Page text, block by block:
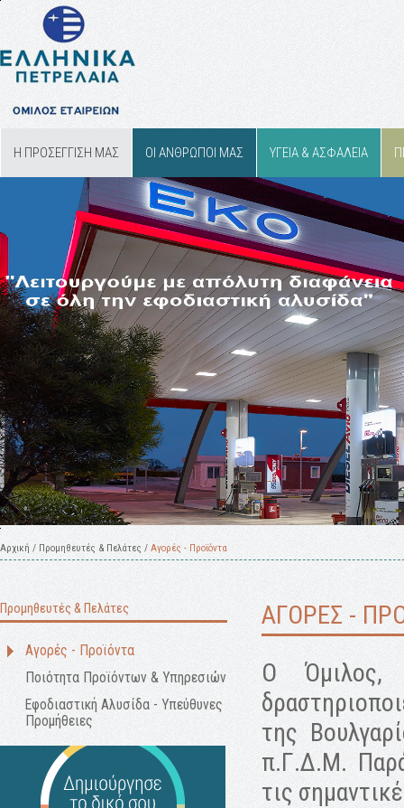
Η ΠΡΟΣΕΓΓΙΣΗ ΜΑΣ ΟΙ ΑΝΘΡΩΠΟΙ ΜΑΣ ΥΓΕΙΑ & ΑΣΦΑΛΕΙΑ
Αρχική / Προμηθευτές & Πελάτες / Αγορές - Προϊόντα
Προμηθευτές & Πελάτες
Αγορές - Προϊόντα
Ποιότητα Προϊόντων & Υπηρεσιών
Εφοδιαστική Αλυσίδα - Υπεύθυνες
Προμήθειες
ΑΓΟΡΕΣ -
Ο Όμιλος,
της
π.Γ.Δ.Μ.
τις